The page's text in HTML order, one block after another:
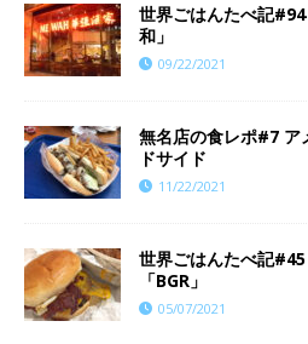
世界ごはんたべ記
和」
09/22/2021
無名店の食レポ#7 ア
ドサイド
11/22/2021
世界ごはんたべ記
「BGR」
05/07/2021